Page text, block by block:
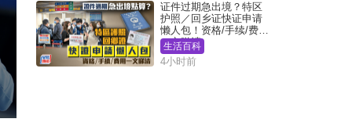
证件过期急出境？特区
护照／回乡证快证申请
懒人包！资格/手续/费用
一文睇清
生活百科
4小时前